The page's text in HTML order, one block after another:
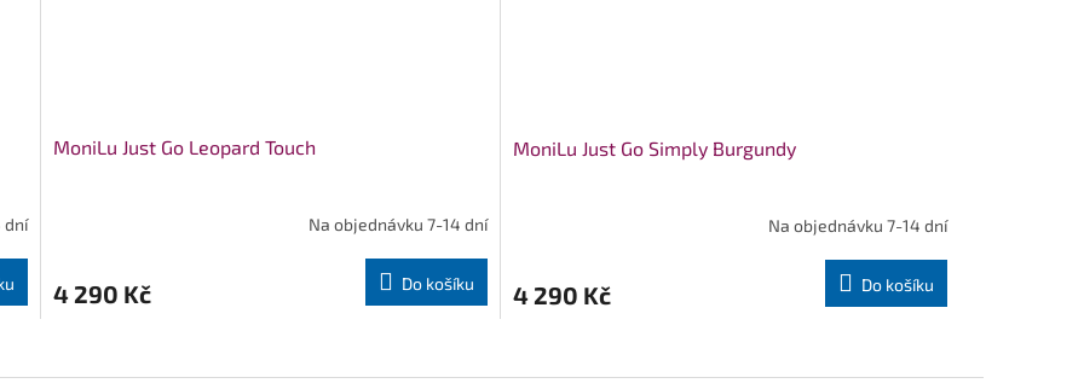
dní
MoniLu Just Go Leopard Touch
Na objednávku 7-14 dní
4 290 Kč Do košíku
MoniLu Just Go Simply Burgundy
Na objednávku 7-14 dní
4 290 Kč Do košíku
v